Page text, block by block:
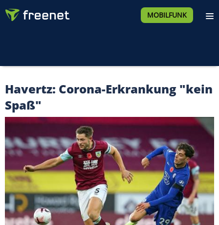
MOBILFUNK
Havertz: Corona-Erkrankung "kein
Spaß"